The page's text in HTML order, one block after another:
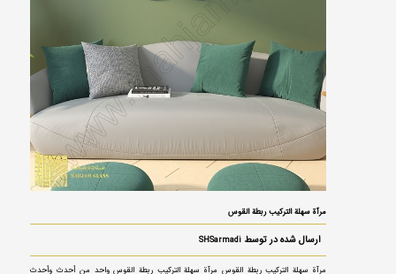
مرآة سهلة التركيب ربطة القوس
ارسال شده در توسطSHSarmadi
مرآة سهلة التركيب ربطة القوس مرآة سهلة التركيب ربطة القوس واحد من أحدث وأحدث